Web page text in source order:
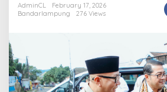
u
n
g
AdminCL
February 17, 2026
Bandarlampung
276 Views